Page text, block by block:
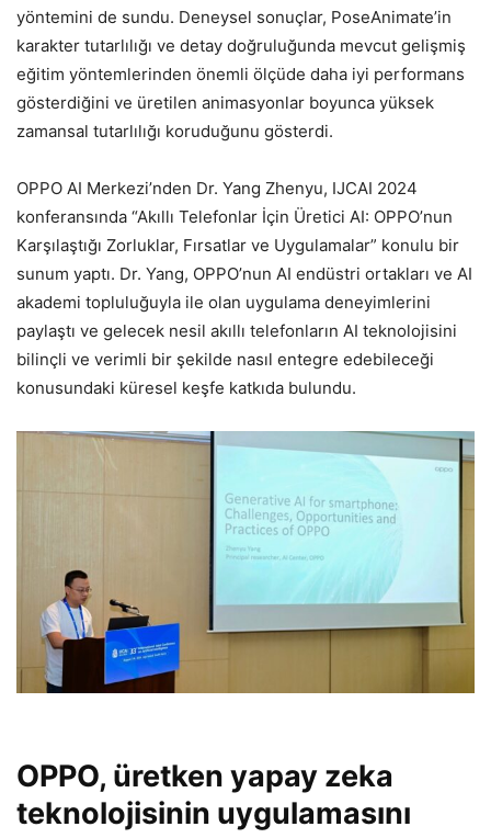
yöntemini de sundu. Deneysel sonuçlar, PoseAnimate’in
karakter tutarlılığı ve detay doğruluğunda mevcut gelişmiş
eğitim yöntemlerinden önemli ölçüde daha iyi performans
gösterdiğini ve üretilen animasyonlar boyunca yüksek
zamansal tutarlılığı koruduğunu gösterdi.
OPPO AI Merkezi’nden Dr. Yang Zhenyu, IJCAI 2024
konferansında “Akıllı Telefonlar İçin Üretici AI: OPPO’nun
Karşılaştığı Zorluklar, Fırsatlar ve Uygulamalar” konulu bir
sunum yaptı. Dr. Yang, OPPO’nun AI endüstri ortakları ve AI
akademi topluluğuyla ile olan uygulama deneyimlerini
paylaştı ve gelecek nesil akıllı telefonların AI teknolojisini
bilinçli ve verimli bir şekilde nasıl entegre edebileceği
konusundaki küresel keşfe katkıda bulundu.
OPPO, üretken yapay zeka
teknolojisinin uygulamasını